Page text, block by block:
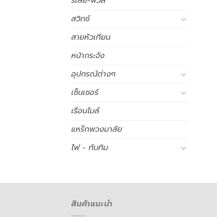
สวิทช์
สายหัวเทียน
หน้ากระจัง
อุปกรณ์ต่างๆ
เซ็นเซอร์
เรือนไมล์
แหร๊กพวงมาลัย
ไฟ - ทับทิม
สินค้าแนะนำ